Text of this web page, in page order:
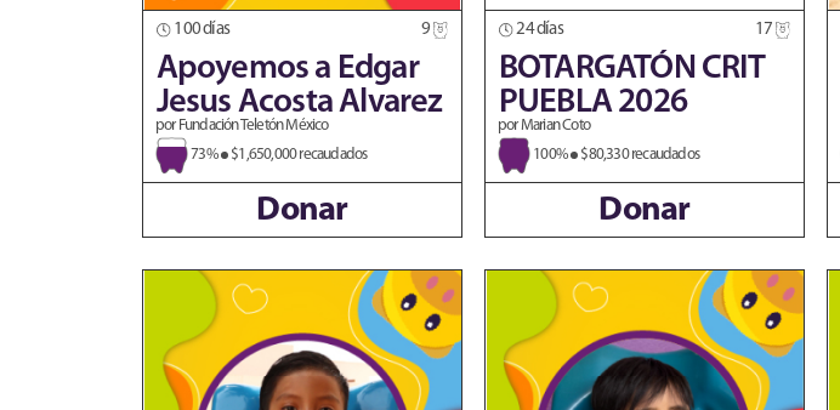
100 días 9
Apoyemos a Edgar
Jesus Acosta Alvarez
por Fundación Teletón México
73%
$1,650,000 recaudados
Donar
24 días 17
BOTARGATÓN CRIT
PUEBLA 2026
por Marian Coto
100%
$80,330 recaudados
Donar